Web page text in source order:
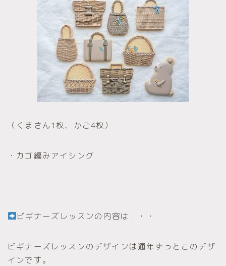
（くまさん1枚、かご4枚）
・カゴ編みアイシング
ビギナーズレッスンの内容は・・・
ビギナーズレッスンのデザインは通年ずっとこのデザ
インです。